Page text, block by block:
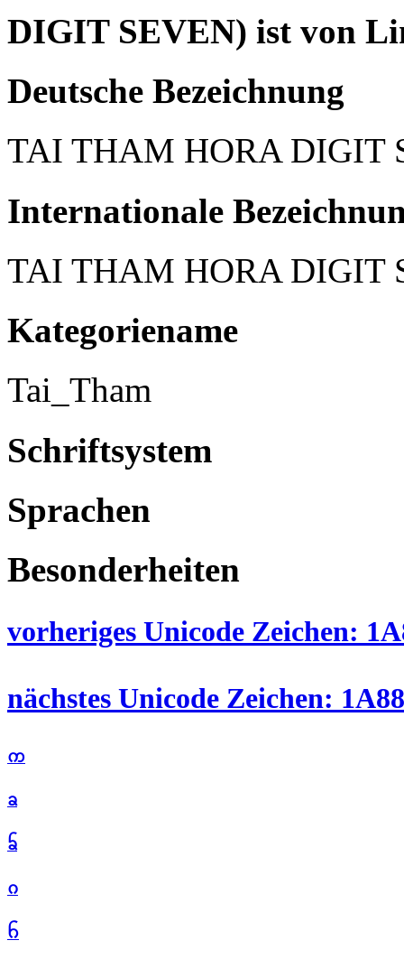
DIGIT SEVEN) ist von
Deutsche Bezeichnung
TAI THAM HORA DIGIT
Internationale
TAI THAM HORA DIGIT
Kategoriename
Tai_Tham
Schriftsystem
Sprachen
Besonderheiten
vorheriges Unicode Zeichen:
nächstes Unicode Zeichen:
ᨠ
ᨡ
ᨢ
ᨣ
ᨤ